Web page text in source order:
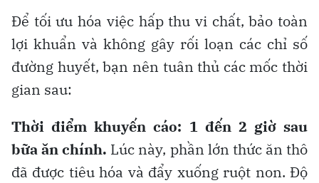
Để tối ưu hóa việc hấp thu vi chất, bảo toàn
lợi khuẩn và không gây rối loạn các chỉ số
đường huyết, bạn nên tuân thủ các mốc thời
gian sau:
Thời điểm khuyến cáo: 1 đến 2 giờ sau
bữa ăn chính. Lúc này, phần lớn thức ăn thô
đã được tiêu hóa và đẩy xuống ruột non. Độ